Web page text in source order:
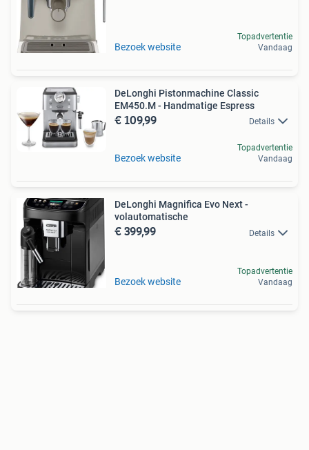
Bezoek website
Topadvertentie
Vandaag
DeLonghi Pistonmachine Classic
EM450.M - Handmatige Espress
€ 109,99 Details
Bezoek website
Topadvertentie
Vandaag
DeLonghi Magnifica Evo Next -
volautomatische
€ 399,99 Details
Bezoek website
Topadvertentie
Vandaag